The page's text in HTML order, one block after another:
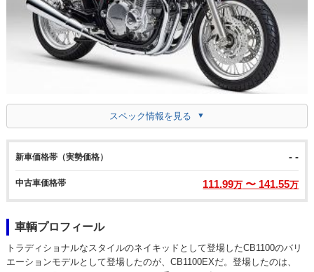
スペック情報を見る
新車価格帯（実勢価格） - -
中古車価格帯 111.99万 〜 141.55万
車輌プロフィール
トラディショナルなスタイルのネイキッドとして登場したCB1100のバリ
エーションモデルとして登場したのが、CB1100EXだ。登場したのは、